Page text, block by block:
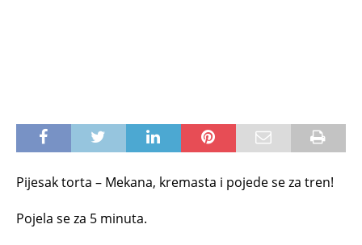
Pijesak torta – Mekana, kremasta i pojede se za tren!
Pojela se za 5 minuta.